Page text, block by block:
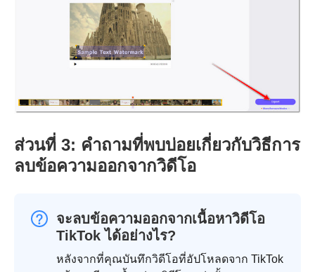
ส่วนที่ 3: คำถามที่พบบ่อยเกี่ยวกับวิธีการ
ลบข้อความออกจากวิดีโอ
จะลบข้อความออกจากเนื้อหาวิดีโอ
TikTok ได้อย่างไร?
หลังจากที่คุณบันทึกวิดีโอที่อัปโหลดจาก TikTok